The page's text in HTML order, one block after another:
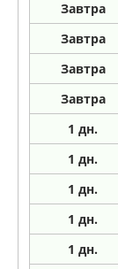
Завтра
Завтра
Завтра
Завтра
1 дн.
1 дн.
1 дн.
1 дн.
1 дн.